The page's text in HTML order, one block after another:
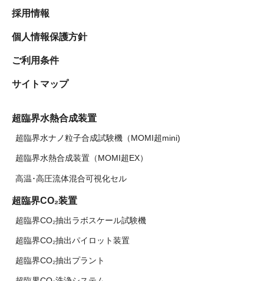
採用情報
個人情報保護方針
ご利用条件
サイトマップ
超臨界水熱合成装置
超臨界水ナノ粒子合成試験機（MOMI超mini)
超臨界水熱合成装置（MOMI超EX）
高温･高圧流体混合可視化セル
超臨界CO₂装置
超臨界CO₂抽出ラボスケール試験機
超臨界CO₂抽出パイロット装置
超臨界CO₂抽出プラント